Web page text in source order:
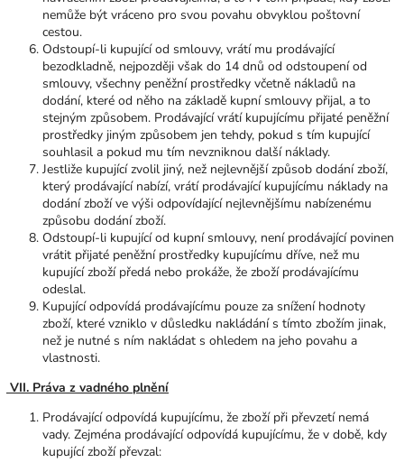
nemůže být vráceno pro svou povahu obvyklou poštovní
cestou.
Odstoupí-li kupující od smlouvy, vrátí mu prodávající
bezodkladně, nejpozději však do 14 dnů od odstoupení od
smlouvy, všechny peněžní prostředky včetně nákladů na
dodání, které od něho na základě kupní smlouvy přijal, a to
stejným způsobem. Prodávající vrátí kupujícímu přijaté peněžní
prostředky jiným způsobem jen tehdy, pokud s tím kupující
souhlasil a pokud mu tím nevzniknou další náklady.
Jestliže kupující zvolil jiný, než nejlevnější způsob dodání zboží,
který prodávající nabízí, vrátí prodávající kupujícímu náklady na
dodání zboží ve výši odpovídající nejlevnějšímu nabízenému
způsobu dodání zboží.
Odstoupí-li kupující od kupní smlouvy, není prodávající povinen
vrátit přijaté peněžní prostředky kupujícímu dříve, než mu
kupující zboží předá nebo prokáže, že zboží prodávajícímu
odeslal.
Kupující odpovídá prodávajícímu pouze za snížení hodnoty
zboží, které vzniklo v důsledku nakládání s tímto zbožím jinak,
než je nutné s ním nakládat s ohledem na jeho povahu a
vlastnosti.
VII. Práva z vadného plnění
Prodávající odpovídá kupujícímu, že zboží při převzetí nemá
vady. Zejména prodávající odpovídá kupujícímu, že v době, kdy
kupující zboží převzal: